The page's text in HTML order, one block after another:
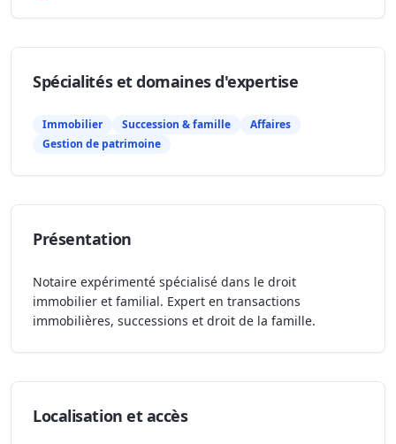
Spécialités et domaines d'expertise
Immobilier Succession & famille
Affaires
Gestion de patrimoine
Présentation
Notaire expérimenté spécialisé dans le droit
immobilier et familial. Expert en transactions
immobilières, successions et droit de la famille.
Localisation et accès